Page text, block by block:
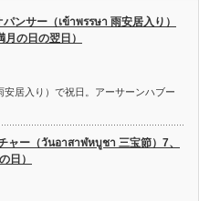
ンサー（เข้าพรรษา 雨安居入り）
の日の翌日）
居入り）で祝日。アーサーンハブー
ャー（วันอาสาฬหบูชา 三宝節）7、
日）